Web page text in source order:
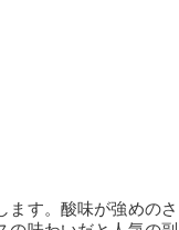
ます。酸味が強めのさ